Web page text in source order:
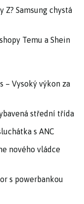
Z? Samsung chystá
Temu a Shein
– Vysoký výkon za
střední třída
s ANC
nového vládce
s powerbankou